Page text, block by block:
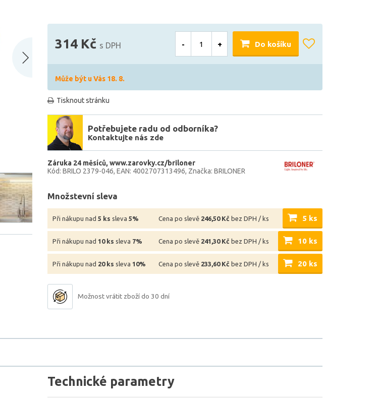
314 Kč s DPH - + Do košíku
Může být u Vás 18. 8.
Tisknout stránku
Potřebujete radu od odborníka?
Kontaktujte nás zde
Záruka 24 měsíců www.zarovky.cz/briloner
Kód: BRILO 2379-046 EAN: 4002707313496 Značka: BRILONER
Množstevní sleva
Při nákupu nad 5 ks sleva 5% Cena po slevě 246,50 Kč bez DPH / ks 5 ks
Při nákupu nad 10 ks sleva 7% Cena po slevě 241,30 Kč bez DPH / ks 10 ks
Při nákupu nad 20 ks sleva 10% Cena po slevě 233,60 Kč bez DPH / ks 20 ks
Možnost vrátit zboží do 30 dní
Technické parametry